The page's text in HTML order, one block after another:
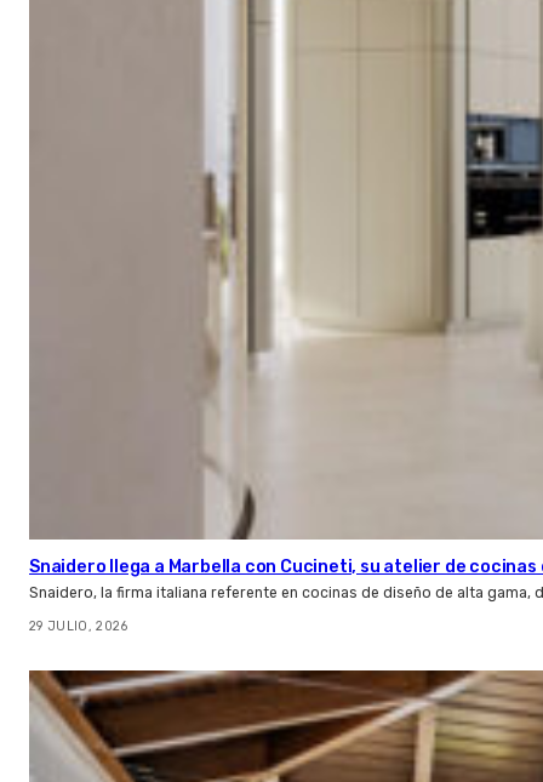
Snaidero llega a Marbella con Cucineti, su atelier de cocinas
Snaidero, la firma italiana referente en cocinas de diseño de alta gama,
29 JULIO, 2026